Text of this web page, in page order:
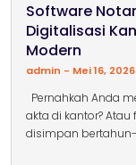
Software
Digitalisasi
Modern
admin Mei 16, 2026
Pernahkah Anda
akta di kantor?
disimpan